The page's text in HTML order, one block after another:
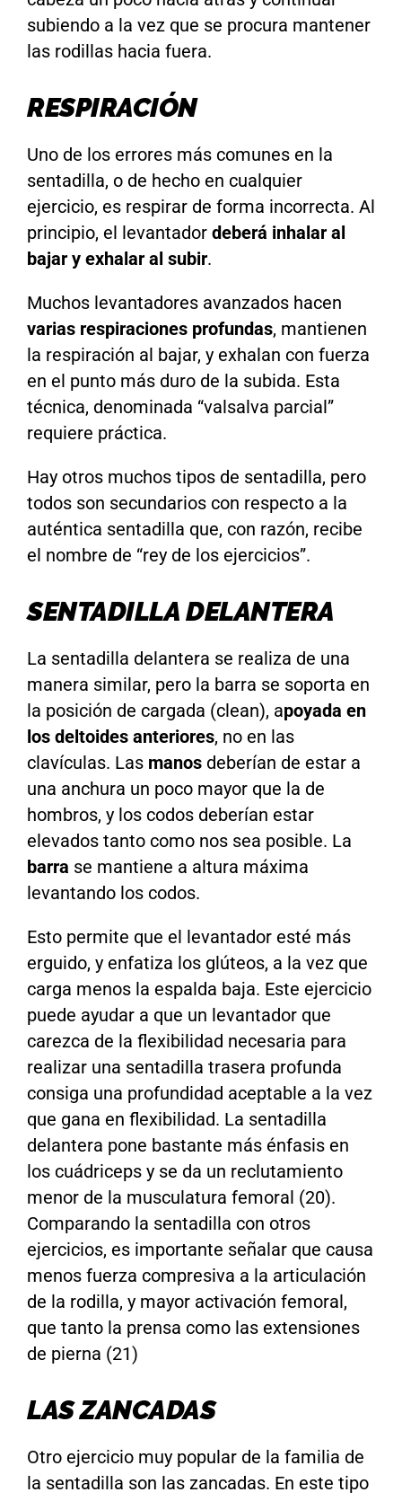
subiendo a la vez que se procura mantener
las rodillas hacia fuera.
RESPIRACIÓN
Uno de los errores más comunes en la
sentadilla, o de hecho en cualquier
ejercicio, es respirar de forma incorrecta. Al
principio, el levantador deberá inhalar al
bajar y exhalar al subir.
Muchos levantadores avanzados hacen
varias respiraciones profundas, mantienen
la respiración al bajar, y exhalan con fuerza
en el punto más duro de la subida. Esta
técnica, denominada “valsalva parcial”
requiere práctica.
Hay otros muchos tipos de sentadilla, pero
todos son secundarios con respecto a la
auténtica sentadilla que, con razón, recibe
el nombre de “rey de los ejercicios”.
SENTADILLA DELANTERA
La sentadilla delantera se realiza de una
manera similar, pero la barra se soporta en
la posición de cargada (clean), apoyada en
los deltoides anteriores, no en las
clavículas. Las manosdeberían de estar a
una anchura un poco mayor que la de
hombros, y los codos deberían estar
elevados tanto como nos sea posible. La
barra se mantiene a altura máxima
levantando los codos.
Esto permite que el levantador esté más
erguido, y enfatiza los glúteos, a la vez que
carga menos la espalda baja. Este ejercicio
puede ayudar a que un levantador que
carezca de la flexibilidad necesaria para
realizar una sentadilla trasera profunda
consiga una profundidad aceptable a la vez
que gana en flexibilidad. La sentadilla
delantera pone bastante más énfasis en
los cuádriceps y se da un reclutamiento
menor de la musculatura femoral (20).
Comparando la sentadilla con otros
ejercicios, es importante señalar que causa
menos fuerza compresiva a la articulación
de la rodilla, y mayor activación femoral,
que tanto la prensa como las extensiones
de pierna (21)
LAS ZANCADAS
Otro ejercicio muy popular de la familia de
la sentadilla son las zancadas. En este tipo